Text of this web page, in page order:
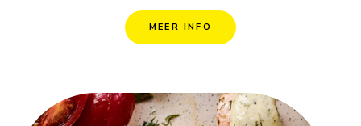
MEER INFO